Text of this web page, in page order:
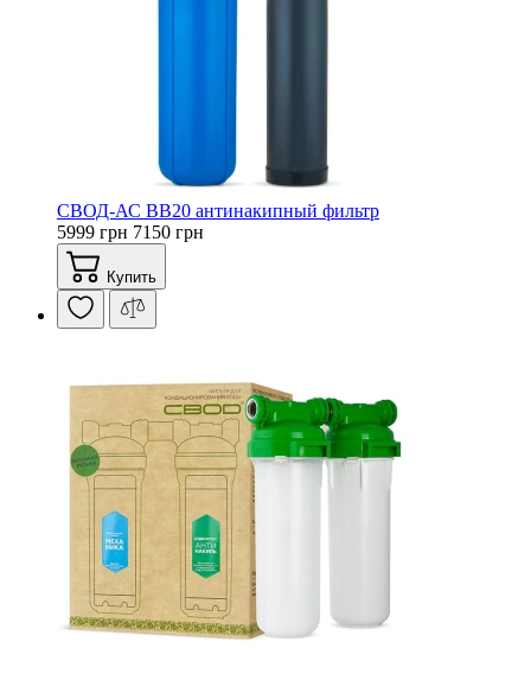
СВОД-АС ВВ20 антинакипный фильтр
5999 грн 7150 грн
Купить